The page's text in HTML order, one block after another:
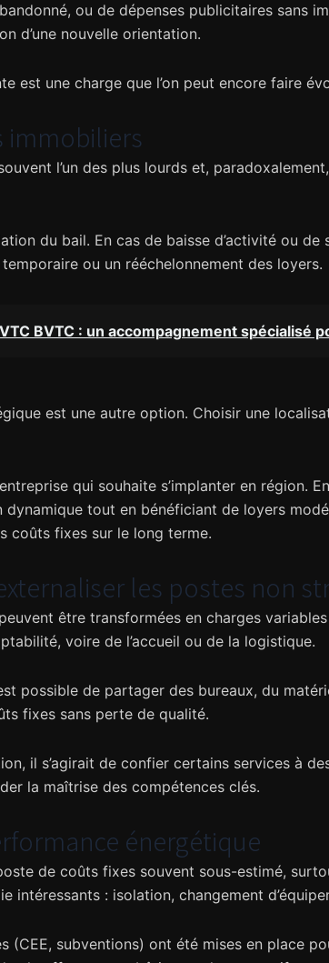
ou de dépenses publicitaires sans
d’une nouvelle orientation.
est une charge que l’on peut encore faire
immobiliers
l’un des plus lourds et,
du bail. En cas de baisse d’activité ou
ou un rééchelonnement des loyers.
BVTC : un accompagnement spécialisé
est une autre option. Choisir une
entreprise qui souhaite s’implanter en région.
dynamique tout en bénéficiant de loyers
coûts fixes sur le long terme.
les postes non
être transformées en charges
voire de l’accueil ou de la logistique.
possible de partager des bureaux, du
fixes sans perte de qualité.
il s’agirait de confier certains services à
la maîtrise des compétences clés.
énergétique
de coûts fixes souvent sous-estimé,
intéressants : isolation, changement
(CEE, subventions) ont été mises en place